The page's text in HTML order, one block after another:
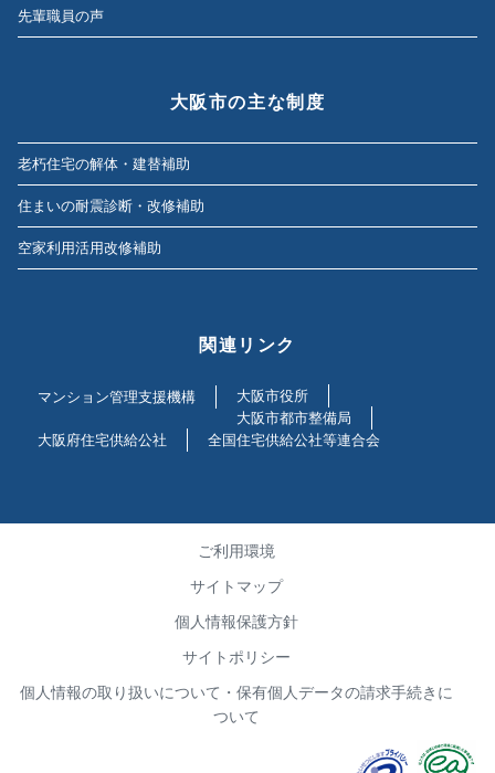
先輩職員の声
大阪市の主な制度
老朽住宅の解体・建替補助
住まいの耐震診断・改修補助
空家利用活用改修補助
関連リンク
マンション管理支援機構
大阪市役所
大阪市都市整備局
大阪府住宅供給公社
全国住宅供給公社等連合会
ご利用環境
サイトマップ
個人情報保護方針
サイトポリシー
個人情報の取り扱いについて・保有個人データの請求手続きに
ついて